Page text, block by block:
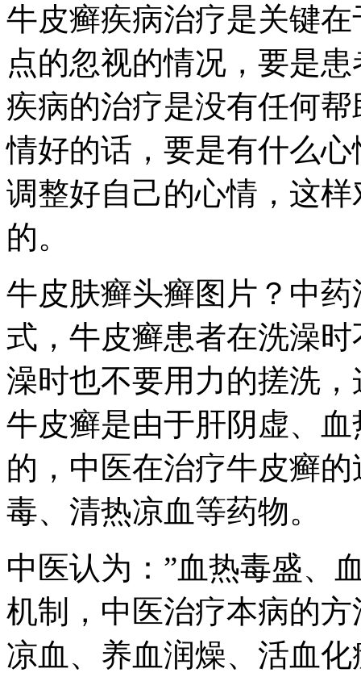
牛皮癣疾病治疗是关键
点的忽视的情况，要是
疾病的治疗是没有任何
情好的话，要是有什么
调整好自己的心情，这
的。
牛皮肤癣头癣图片？中
式，牛皮癣患者在洗澡
澡时也不要用力的搓洗
牛皮癣是由于肝阴虚、
的，中医在治疗牛皮癣
毒、清热凉血等药物。
中医认为：”血热毒盛、
机制，中医治疗本病的
凉血、养血润燥、活血